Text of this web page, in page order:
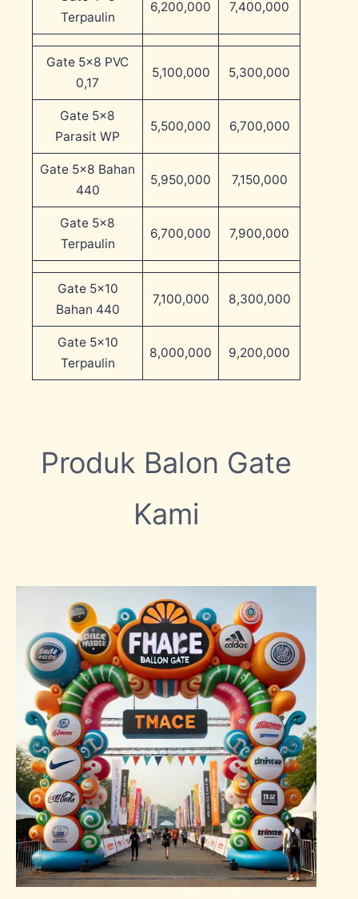
Terpaulin
6,200,000 7,400,000
Gate 5×8 PVC
0,17
5,100,000 5,300,000
Gate 5×8
Parasit WP
5,500,000 6,700,000
Gate 5×8 Bahan
440
5,950,000 7,150,000
Gate 5×8
Terpaulin
6,700,000 7,900,000
Gate 5×10
Bahan 440
7,100,000 8,300,000
Gate 5×10
Terpaulin
8,000,000 9,200,000
Produk Balon Gate
Kami